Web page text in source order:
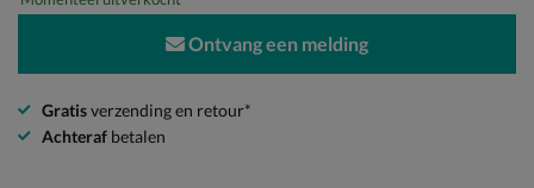
Ontvang een melding
Gratisverzending en retour*
Achteraf betalen